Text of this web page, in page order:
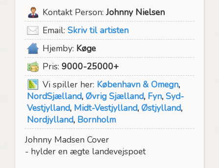
Kontakt Person:Johnny Nielsen
Email: Skriv til artisten
Hjemby: Køge
Pris: 9000-25000+
Vi spiller her: København & Omegn,
NordSjælland, Øvrig Sjælland, Fyn, Syd-
Vestjylland, Midt-Vestjylland, Østjylland,
Nordjylland, Bornholm
Johnny Madsen Cover
- hylder en ægte landevejspoet